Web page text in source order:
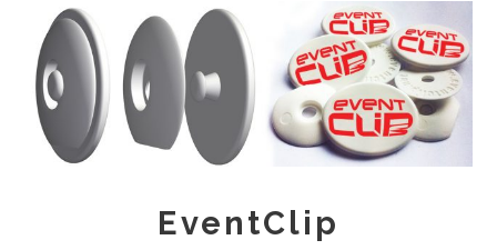
EventClip